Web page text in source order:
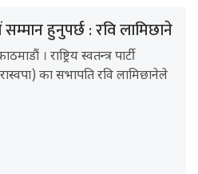
हुनुपर्छ : रवि लामिछाने
। राष्ट्रिय स्वतन्त्र पार्टी
का सभापति रवि लामिछानेले